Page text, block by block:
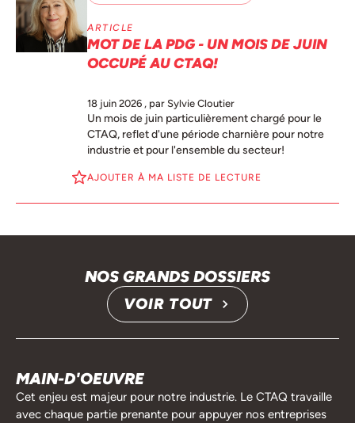
ARTICLE
MOT DE LA PDG - UN MOIS DE JUIN
OCCUPÉ AU CTAQ!
18 juin 2026 , par Sylvie Cloutier
Un mois de juin particulièrement chargé pour le
CTAQ, reflet d'une période charnière pour notre
industrie et pour l'ensemble du secteur!
AJOUTER À MA LISTE DE LECTURE
NOS GRANDS DOSSIERS
VOIR TOUT
MAIN-D'OEUVRE
Cet enjeu est majeur pour notre industrie. Le CTAQ travaille
avec chaque partie prenante pour appuyer nos entreprises